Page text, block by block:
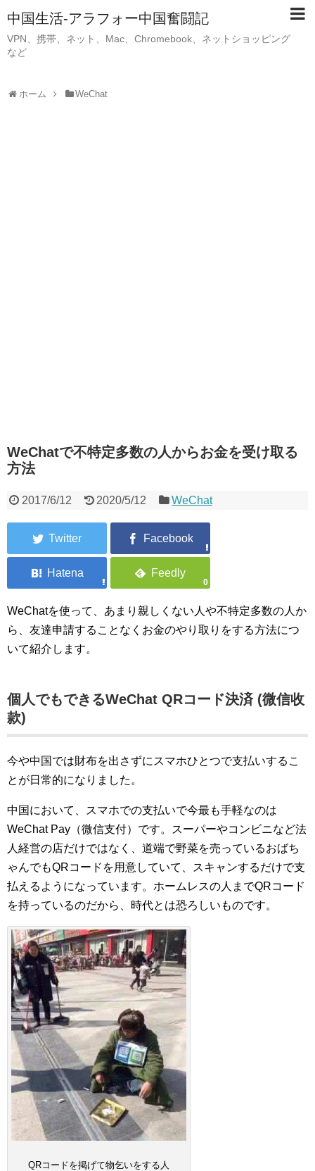
中国生活-アラフォー中国奮闘記
VPN、携帯、ネット、Mac、Chromebook、ネットショッピング
など
ホーム WeChat
WeChatで不特定多数の人からお金を受け取る
方法
2017/6/12 2020/5/12 WeChat
0
WeChatを使って、あまり親しくない人や不特定多数の人か
ら、友達申請することなくお金のやり取りをする方法につ
いて紹介します。
個人でもできるWeChat QRコード決済 (微信收
款)
今や中国では財布を出さずにスマホひとつで支払いするこ
とが日常的になりました。
中国において、スマホでの支払いで今最も手軽なのは
WeChat Pay（微信支付）です。スーパーやコンビニなど法
人経営の店だけではなく、道端で野菜を売っているおばち
ゃんでもQRコードを用意していて、スキャンするだけで支
払えるようになっています。ホームレスの人までQRコード
を持っているのだから、時代とは恐ろしいものです。
QRコードを掲げて物乞いをする人